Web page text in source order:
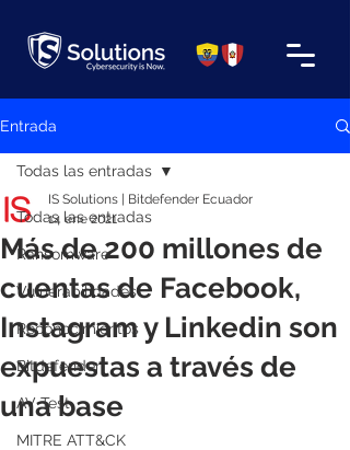
Entrada
Todas las entradas
Ransomware
Vulnerabilidades
Reconocimientos
Bitdefender
AV Test
MITRE ATT&CK
Todas las entradas
Más de 200 millones de
cuentas de Facebook,
Instagram y Linkedin son
expuestas a través de
una base
IS Solutions | Bitdefender Ecuador
14 ene 2021